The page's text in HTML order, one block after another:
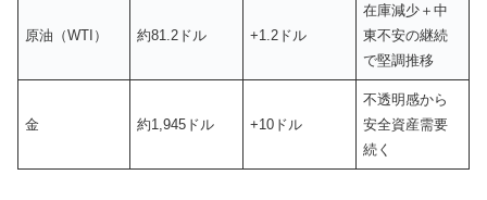
原油（WTI） 約81.2ドル +1.2ドル
在庫減少＋中
東不安の継続
で堅調推移
金 約1,945ドル +10ドル
不透明感から
安全資産需要
続く